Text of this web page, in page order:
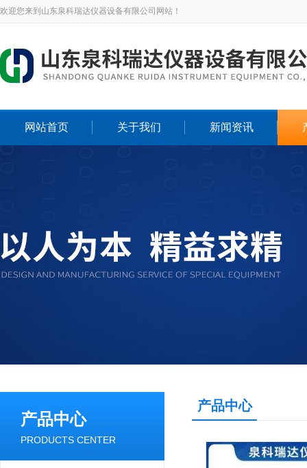
欢迎您来到山东泉科瑞达仪器设备有限公司网站！
网站首页 关于我们 新闻资讯
产品中心
PRODUCTS CENTER
产品中心